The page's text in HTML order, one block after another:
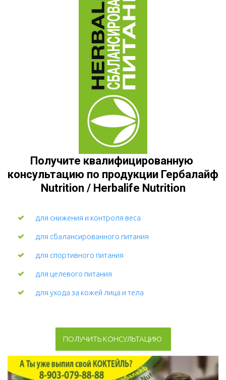
Получите квалифицированную
консультацию по продукции Гербалайф
Nutrition / Herbalife Nutrition
для снижения и контроля веса
для сбалансированного питания
для спортивного питания
для целевого питания
для ухода за кожей лица и тела
ПОЛУЧИТЬ КОНСУЛЬТАЦИЮ